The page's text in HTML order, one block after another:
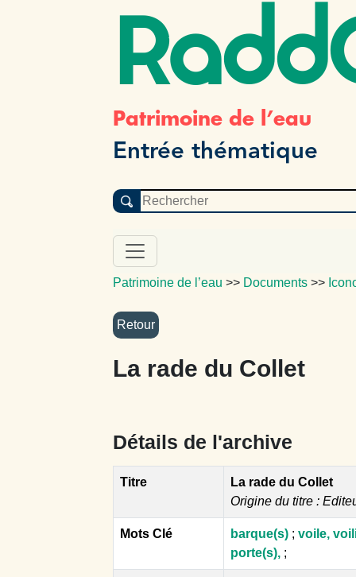
Patrimoine de l’eau
Entrée thématique
Patrimoine de l’eau >> Documents >>
La rade du Collet
Détails de l'archive
Titre
La rade du Collet
Origine du titre :
Mots Clé barque(s) ; voile,
porte(s), ;